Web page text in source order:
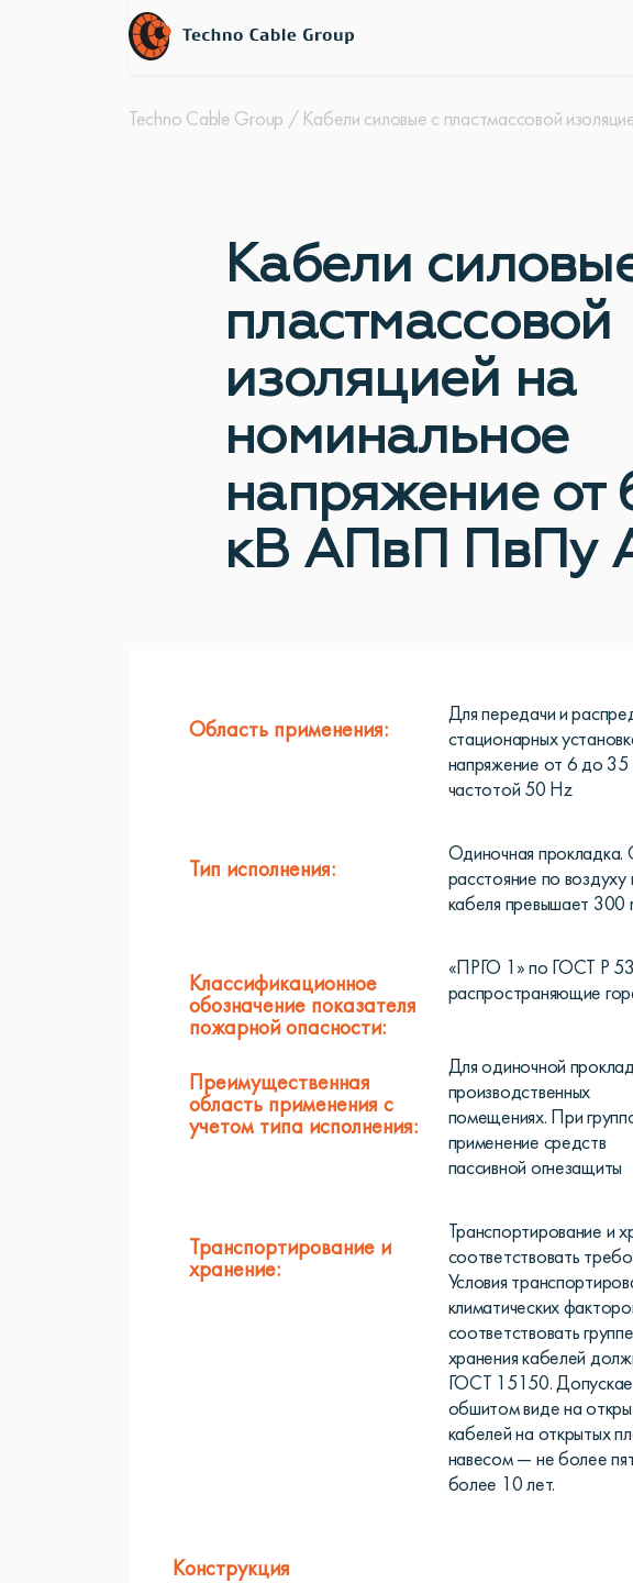
Techno Cable Group / Кабели силовые с пластмассовой
Кабели
пластмассовой
изоляцией на
номинальное
напряжение от
кВ АПвП ПвПу
Область применения:
Для передачи и
стационарных
напряжение от 6 до 35
частотой 50 Hz
Тип исполнения:
Одиночная прокладка.
расстояние по
кабеля превышает 300
Классификационное
обозначение показателя
пожарной опасности:
«ПРГО 1» по ГОСТ Р
распространяющие
Преимущественная
область применения с
учетом типа исполнения:
Для одиночной
производственных
помещениях. При
применение средств
пассивной огнезащиты
Транспортирование и
хранение:
Транспортирование и
соответствовать
Условия
климатических
соответствовать
хранения кабелей
ГОСТ 15150.
обшитом виде на
кабелей на открытых
навесом — не более
более 10 лет.
Конструкция